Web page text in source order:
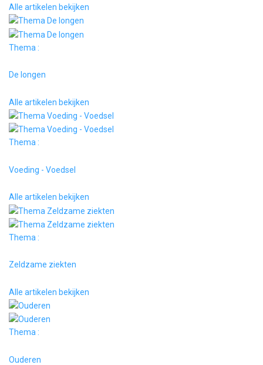
Alle artikelen bekijken
Thema :
De longen
Alle artikelen bekijken
Thema :
Voeding - Voedsel
Alle artikelen bekijken
Thema :
Zeldzame ziekten
Alle artikelen bekijken
Thema :
Ouderen